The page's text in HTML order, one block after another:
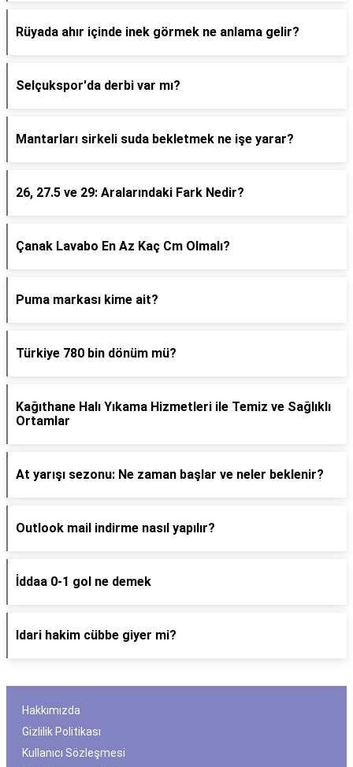
Rüyada ahır içinde inek görmek ne anlama gelir?
Selçukspor'da derbi var mı?
Mantarları sirkeli suda bekletmek ne işe yarar?
26, 27.5 ve 29: Aralarındaki Fark Nedir?
Çanak Lavabo En Az Kaç Cm Olmalı?
Puma markası kime ait?
Türkiye 780 bin dönüm mü?
Kağıthane Halı Yıkama Hizmetleri ile Temiz ve Sağlıklı
Ortamlar
At yarışı sezonu: Ne zaman başlar ve neler beklenir?
Outlook mail indirme nasıl yapılır?
İddaa 0-1 gol ne demek
Idari hakim cübbe giyer mi?
Hakkımızda
Gizlilik Politikası
Kullanıcı Sözleşmesi